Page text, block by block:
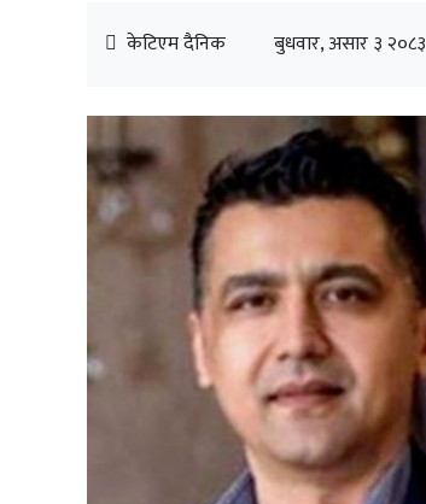
केटिएम दैनिक बुधवार, असार ३ २०८३